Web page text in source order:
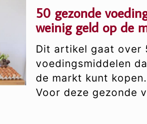
50 gezonde
weinig geld op de
Dit artikel gaat over
voedingsmiddelen
de markt kunt
Voor deze gezonde